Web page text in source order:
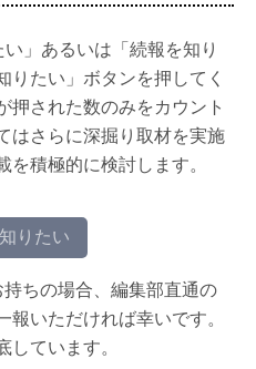
」あるいは「続報を知り
りたい」ボタンを押してく
押された数のみをカウント
はさらに深掘り取材を実施
積極的に検討します。
りたい
ちの場合、編集部直通の
いただければ幸いです。
ています。